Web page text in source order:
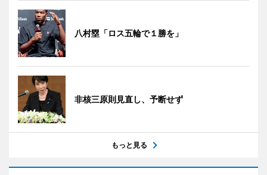
八村塁「ロス五輪で１勝を」
非核三原則見直し、予断せず
もっと見る